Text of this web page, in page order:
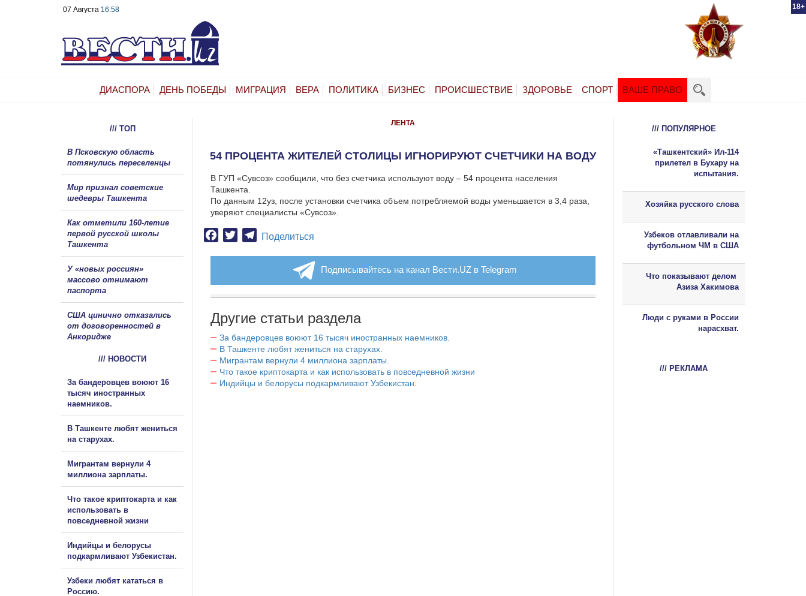
18+
07 Августа 16:58
ДИАСПОРА ДЕНЬ ПОБЕДЫ МИГРАЦИЯ ВЕРА ПОЛИТИКА БИЗНЕС ПРОИСШЕСТВИЕ ЗДОРОВЬЕ СПОРТ ВАШЕ ПРАВО
ЛЕНТА
54 ПРОЦЕНТА ЖИТЕЛЕЙ СТОЛИЦЫ ИГНОРИРУЮТ СЧЕТЧИКИ НА ВОДУ
В ГУП «Сувсоз» сообщили, что без счетчика используют воду – 54 процента населения
Ташкента.
По данным 12уз, после установки счетчика объем потребляемой воды уменьшается в 3,4 раза,
уверяют специалисты «Сувсоз».
Facebook
TwitterTelegram
Поделиться
Подписывайтесь на канал Вести.UZ в Telegram
Другие статьи раздела
За бандеровцев воюют 16 тысяч иностранных наемников.
В Ташкенте любят жениться на старухах.
Мигрантам вернули 4 миллиона зарплаты.
Что такое криптокарта и как использовать в повседневной жизни
Индийцы и белорусы подкармливают Узбекистан.
/// ТОП
В Псковскую область
потянулись переселенцы
Мир признал советские
шедевры Ташкента
Как отметили 160-летие
первой русской школы
Ташкента
У «новых россиян»
массово отнимают
паспорта
США цинично отказались
от договоренностей в
Анкоридже
/// НОВОСТИ
За бандеровцев воюют 16
тысяч иностранных
наемников.
В Ташкенте любят жениться
на старухах.
Мигрантам вернули 4
миллиона зарплаты.
Что такое криптокарта и как
использовать в
повседневной жизни
Индийцы и белорусы
подкармливают Узбекистан.
Узбеки любят кататься в
Россию.
/// ПОПУЛЯРНОЕ
«Ташкентский» Ил-114
прилетел в Бухару на
испытания.
Хозяйка русского слова
Узбеков отлавливали на
футбольном ЧМ в США
Что показывают делом
Азиза Хакимова
Люди с руками в России
нарасхват.
/// РЕКЛАМА